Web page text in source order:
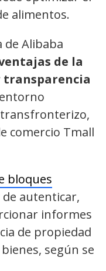
alimentos.
de Alibaba
de la
comercio Tmall
bloques
autenticar,
informes
de propiedad
según se